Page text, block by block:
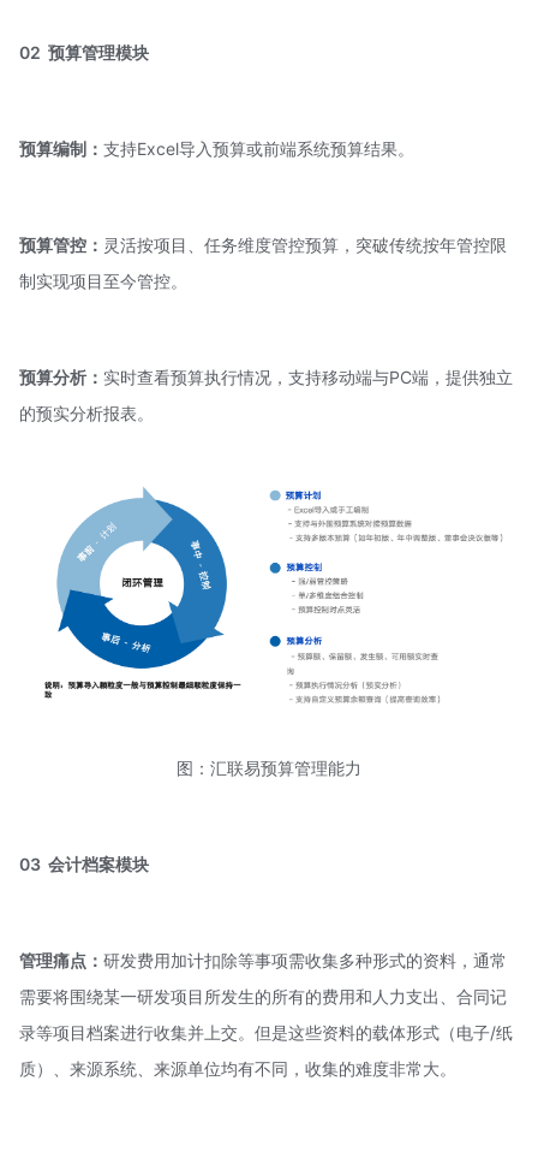
02 预算管理模块
预算编制： 支持Excel导入预算或前端系统预算结果。
预算管控： 灵活按项目、任务维度管控预算，突破传统按年管控限
制实现项目至今管控。
预算分析： 实时查看预算执行情况，支持移动端与PC端，提供独立
的预实分析报表。
图：汇联易预算管理能力
03 会计档案模块
管理痛点： 研发费用加计扣除等事项需收集多种形式的资料，通常
需要将围绕某一研发项目所发生的所有的费用和人力支出、合同记
录等项目档案进行收集并上交。但是这些资料的载体形式（电子/纸
质）、来源系统、来源单位均有不同，收集的难度非常大。